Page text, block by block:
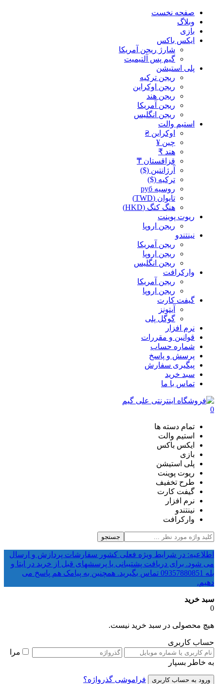
صفحه نخست
وبلاگ
بازی
ایکس باکس
شارژ ریجن آمریکا
گیم پس آلتیمیت
پلی استیشن
ریجن ترکیه
ریجن اوکراین
ریجن هند
ریجن آمریکا
ریجن انگلیس
استیم والت
اوکراین ₴
چین ¥
هند ₹
قزاقستان ₸
آرژانتین ($)
ترکیه ($)
روسیه руб
تایوان (TWD)
هنگ کنگ (HKD)
ریوت پوینت
ریجن اروپا
نینتندو
ریجن آمریکا
ریجن اروپا
ریجن انگلیس
وارکرافت
ریجن آمریکا
ریجن اروپا
گیفت کارت
آیتونز
گوگل پلی
نرم افزار
قوانین و مقررات
شماره حساب
پرسش و پاسخ
پیگیری سفارش
سبد خرید
تماس با ما
0
تمام دسته ها
استیم والت
ایکس باکس
بازی
پلی استیشن
ریوت پوینت
طرح تخفیف
گیفت کارت
نرم افزار
نینتندو
وارکرافت
جستجو
اطلاعیه: در شرایط ویژه فعلی کشور سفارشات پردازش و ارسال
می شود. برای دریافت پشتیبانی یا پرسشهای قبل از خرید در ایتا و
بله 09357880851 تماس بگیرید. همچنین به پیامک هم پاسخ می
دهیم.
سبد خرید
0
هیچ محصولی در سبد خرید نیست.
حساب کاربری
مرا
به خاطر بسپار
فراموشی گذرواژه؟